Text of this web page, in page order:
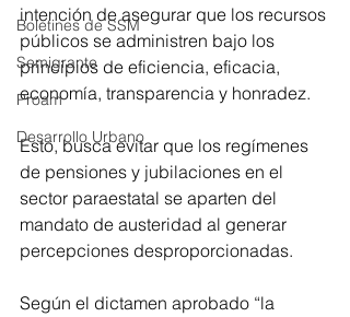
Boletines de SSM
Semigrante
Proam
Desarrollo Urbano
intención de asegurar que los recursos
públicos se administren bajo los
principios de eficiencia, eficacia,
economía, transparencia y honradez.
Esto, busca evitar que los regímenes
de pensiones y jubilaciones en el
sector paraestatal se aparten del
mandato de austeridad al generar
percepciones desproporcionadas.
Según el dictamen aprobado “la